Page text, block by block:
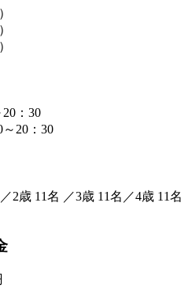
：30
20：30
2歳 11名 ／3歳 11名／4歳 11名